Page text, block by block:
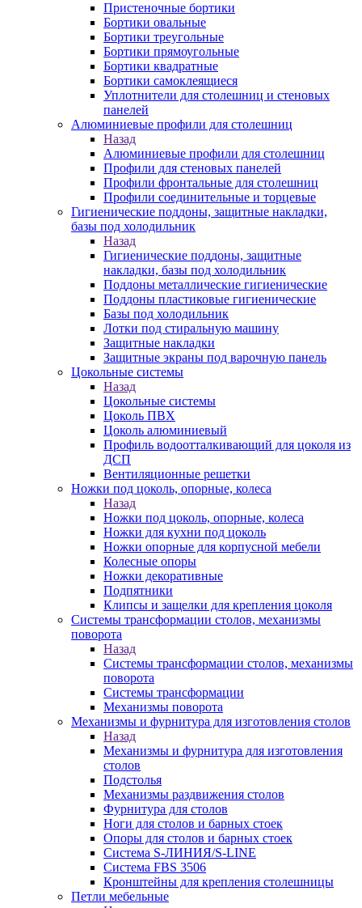
Пристеночные бортики
Бортики овальные
Бортики треугольные
Бортики прямоугольные
Бортики квадратные
Бортики самоклеящиеся
Уплотнители для столешниц и стеновых
панелей
Алюминиевые профили для столешниц
Назад
Алюминиевые профили для столешниц
Профили для стеновых панелей
Профили фронтальные для столешниц
Профили соединительные и торцевые
Гигиенические поддоны, защитные накладки,
базы под холодильник
Назад
Гигиенические поддоны, защитные
накладки, базы под холодильник
Поддоны металлические гигиенические
Поддоны пластиковые гигиенические
Базы под холодильник
Лотки под стиральную машину
Защитные накладки
Защитные экраны под варочную панель
Цокольные системы
Назад
Цокольные системы
Цоколь ПВХ
Цоколь алюминиевый
Профиль водоотталкивающий для цоколя из
ДСП
Вентиляционные решетки
Ножки под цоколь, опорные, колеса
Назад
Ножки под цоколь, опорные, колеса
Ножки для кухни под цоколь
Ножки опорные для корпусной мебели
Колесные опоры
Ножки декоративные
Подпятники
Клипсы и защелки для крепления цоколя
Системы трансформации столов, механизмы
поворота
Назад
Системы трансформации столов, механизмы
поворота
Системы трансформации
Механизмы поворота
Механизмы и фурнитура для изготовления столов
Назад
Механизмы и фурнитура для изготовления
столов
Подстолья
Механизмы раздвижения столов
Фурнитура для столов
Ноги для столов и барных стоек
Опоры для столов и барных стоек
Система S-ЛИНИЯ/S-LINE
Система FBS 3506
Кронштейны для крепления столешницы
Петли мебельные